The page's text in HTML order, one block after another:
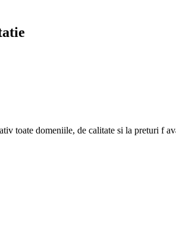
toate domeniile, de calitate si la preturi f